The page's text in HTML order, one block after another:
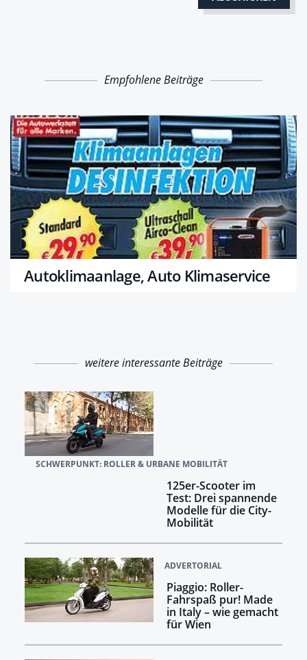
Empfohlene Beiträge
Autoklimaanlage, Auto Klimaservice
weitere interessante Beiträge
SCHWERPUNKT: ROLLER & URBANE MOBILITÄT
125er-Scooter im
Test: Drei spannende
Modelle für die City-
Mobilität
ADVERTORIAL
Piaggio: Roller-
Fahrspaß pur! Made
in Italy – wie gemacht
für Wien